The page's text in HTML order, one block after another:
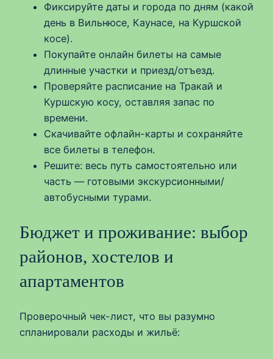
Фиксируйте даты и города по дням (какой
день в Вильнюсе, Каунасе, на Куршской
косе).
Покупайте онлайн билеты на самые
длинные участки и приезд/отъезд.
Проверяйте расписание на Тракай и
Куршскую косу, оставляя запас по
времени.
Скачивайте офлайн-карты и сохраняйте
все билеты в телефон.
Решите: весь путь самостоятельно или
часть — готовыми экскурсионными/
автобусными турами.
Бюджет и проживание: выбор
районов, хостелов и
апартаментов
Проверочный чек-лист, что вы разумно
спланировали расходы и жильё: